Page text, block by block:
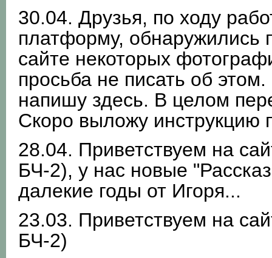
30.04. Друзья, по ходу
платформу, обнаружились
сайте некоторых
просьба не писать об
напишу здесь. В целом
Скоро выложу инструкцию
28.04. Приветствуем на
БЧ-2), у нас новые
далекие годы от Игоря...
23.03. Приветствуем на
БЧ-2)